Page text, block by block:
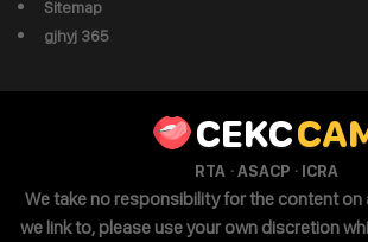
Sitemap
gjhyj 365
CEKC
RTA·ASACP· ICRA
We take no responsibility for the content on
we link to, please use your own discretion